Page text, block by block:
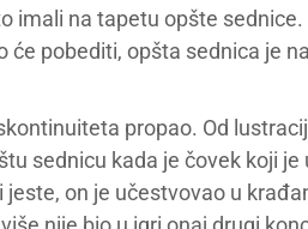
imali na tapetu opšte
će pobediti, opšta sednica je
propao. Od
sednicu kada je čovek koji
jeste, on je učestvovao u